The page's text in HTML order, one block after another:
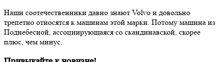
Наши соотечественники давно знают Volvo и довольно
трепетно относятся к машинам этой марки. Потому машина из
Поднебесной, ассоциирующаяся со скандинавской, скорее
плюс, чем минус.